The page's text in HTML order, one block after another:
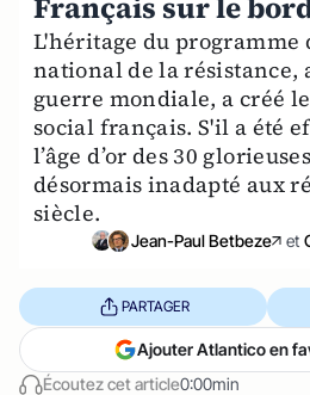
L'héritage du programme
national de la résistance,
guerre mondiale, a créé
social français. S'il a été
l’âge d’or des 30
désormais inadapté aux
siècle.
Jean-Paul Betbeze et
Écoutez cet article0:00min
PARTAGER
Ajouter Atlantico en